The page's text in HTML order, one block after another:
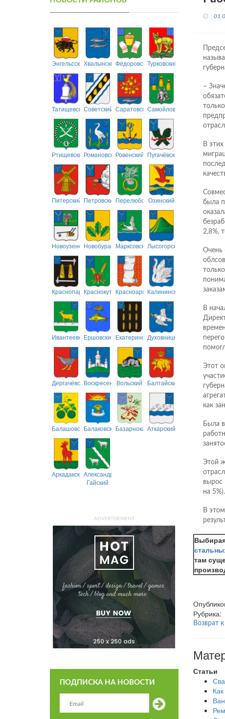
ЭнгельсскийХвалынскийФёдоровскийТурковский
ТатищевскийСоветский СаратовскийСамойловский
РтищевскийРомановскийРовенский Пугачёвский
Питерский ПетровскийПерелюбскийОзинский
НовоузенскийНовобурасскийМарксовскийЛысогорский
Краснопартизанский
КраснокутскийКрасноармейский
Калининский
ИвантеевскийЕршовский ЕкатериновскийДуховницкий
ДергачёвскийВоскресенскийВольский Балтайский
БалашовскийБалаковскийБазарнокарабулакский
Аткарский
АркадакскийАлександрово-
Гайский
ADVERTISEMENT
ПОДПИСКА НА НОВОСТИ
–
В
была
2,8%,
Очень
В
Этот
как
Была
Этой
вырос
на
В
там
Рубрика:
Возврат
Статьи